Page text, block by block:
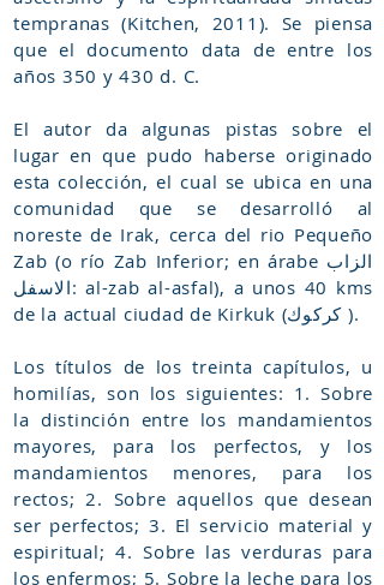
tempranas (Kitchen, 2011). Se piensa
que el documento data de entre los
años 350 y 430 d. C.
El autor da algunas pistas sobre el
lugar en que pudo haberse originado
esta colección, el cual se ubica en una
comunidad que se desarrolló al
noreste de Irak, cerca del rio Pequeño
Zab (o río Zab Inferior; en árabe الزاب
الاسفل: al-zab al-asfal), a unos 40 kms
de la actual ciudad de Kirkuk (كركوك ).
Los títulos de los treinta capítulos, u
homilías, son los siguientes: 1. Sobre
la distinción entre los mandamientos
mayores, para los perfectos, y los
mandamientos menores, para los
rectos; 2. Sobre aquellos que desean
ser perfectos; 3. El servicio material y
espiritual; 4. Sobre las verduras para
los enfermos; 5. Sobre la leche para los